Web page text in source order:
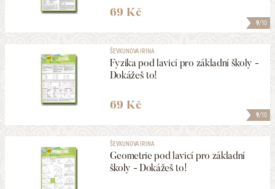
9/10
69 Kč
9/10
ŠEVKUNOVA IRINA
Fyzika pod lavicí pro základní školy -
Dokážeš to!
69 Kč
ŠEVKUNOVA IRINA
Geometrie pod lavicí pro základní
školy - Dokážeš to!